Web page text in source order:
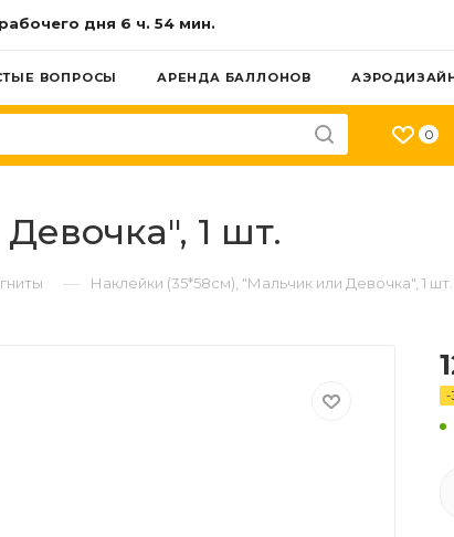
дня 6 ч. 54 мин.
ВОПРОСЫ АРЕНДА БАЛЛОНОВ
0
1 шт.
— Наклейки (35*58см), "Мальчик или Девочка", 1 шт.
-